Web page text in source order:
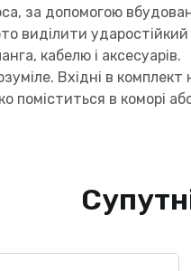
за допомогою
виділити ударостійкий
кабелю і аксесуарів.
Вхідні в
поміститься в коморі